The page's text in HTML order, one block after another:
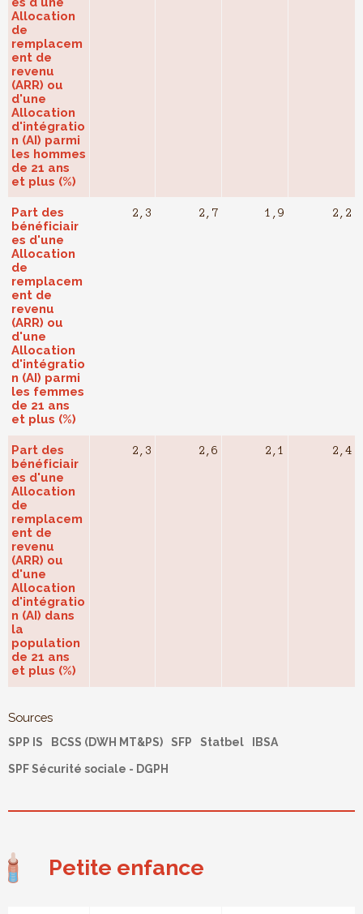
Allocation
de
remplacem
ent de
revenu
(ARR) ou
d'une
Allocation
d'intégratio
n (AI) parmi
les hommes
de 21 ans
et plus (%)
Part des
bénéficiair
es d'une
Allocation
de
remplacem
ent de
revenu
(ARR) ou
d'une
Allocation
d'intégratio
n (AI) parmi
les femmes
de 21 ans
et plus (%)
2,3 2,7 1,9 2,2
Part des
bénéficiair
es d'une
Allocation
de
remplacem
ent de
revenu
(ARR) ou
d'une
Allocation
d'intégratio
n (AI) dans
la
population
de 21 ans
et plus (%)
2,3 2,6 2,1 2,4
Sources
SPP IS BCSS (DWH MT&PS) SFP Statbel IBSA
SPF Sécurité sociale - DGPH
Petite enfance